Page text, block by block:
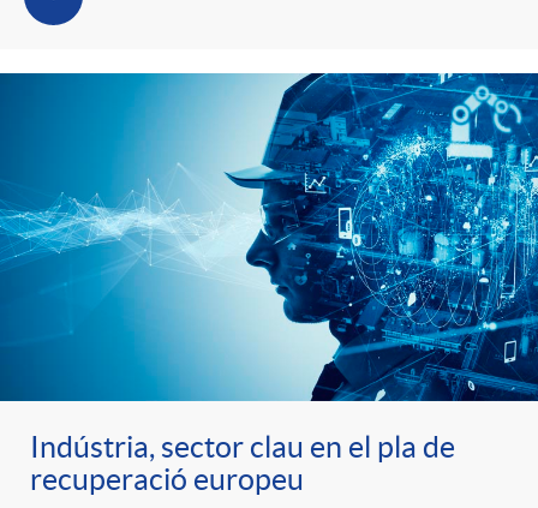
Indústria, sector clau en el pla de
recuperació europeu